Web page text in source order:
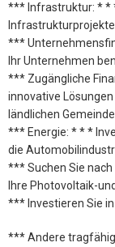
*** Infrastruktur: * *
***
Ihr Unternehmen
*** Zugängliche
innovative
ländlichen
*** Energie: * * *
die
*** Suchen Sie
Ihre Photovoltaik-
*** Investieren Sie
*** Andere